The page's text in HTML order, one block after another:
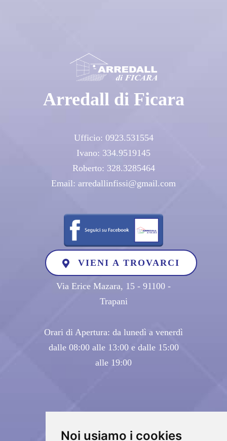
Noi usiamo i cookies
Arredall di Ficara
Ufficio: 0923.531554
Ivano: 334.9519145
Roberto: 328.3285464
Email: arredallinfissi@gmail.com
VIENI A TROVARCI
Via Erice Mazara, 15 - 91100 -
Trapani
Orari di Apertura: da lunedì a venerdì
dalle 08:00 alle 13:00 e dalle 15:00
alle 19:00